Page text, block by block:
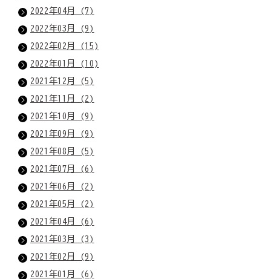
2022年04月 (7)
2022年03月 (9)
2022年02月 (15)
2022年01月 (10)
2021年12月 (5)
2021年11月 (2)
2021年10月 (9)
2021年09月 (9)
2021年08月 (5)
2021年07月 (6)
2021年06月 (2)
2021年05月 (2)
2021年04月 (6)
2021年03月 (3)
2021年02月 (9)
2021年01月 (6)